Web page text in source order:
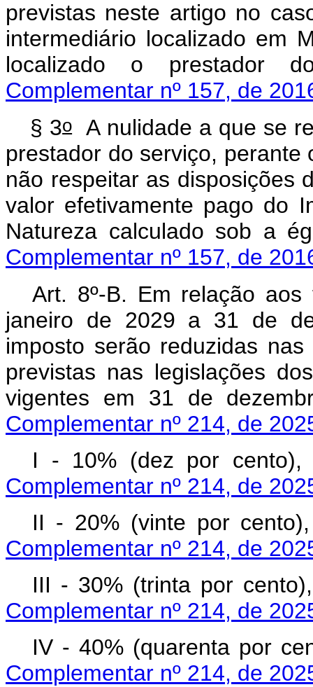
previstas neste artigo no
intermediário localizado em
localizado o
Complementar nº 157, de
§ 3oA nulidade a que se
prestador do serviço,
não respeitar as disposições
valor efetivamente pago do
Natureza calculado sob a
Complementar nº 157, de
Art. 8º-B. Em relação
janeiro de 2029 a 31 de
imposto serão reduzidas
previstas nas legislações
vigentes em 31 de
Complementar nº 214, de
I - 10% (dez por
Complementar nº 214, de
II - 20% (vinte por
Complementar nº 214, de
III - 30% (trinta por
Complementar nº 214, de
IV - 40% (quarenta por
Complementar nº 214, de